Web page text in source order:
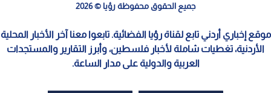
جميع الحقوق محفوظة رؤيا © 2026
موقع إخباري أردني تابع لقناة رؤيا الفضائية. تابعوا معنا آخر الأخبار المحلية
الأردنية، تغطيات شاملة لأخبار فلسطين، وأبرز التقارير والمستجدات
العربية والدولية على مدار الساعة.